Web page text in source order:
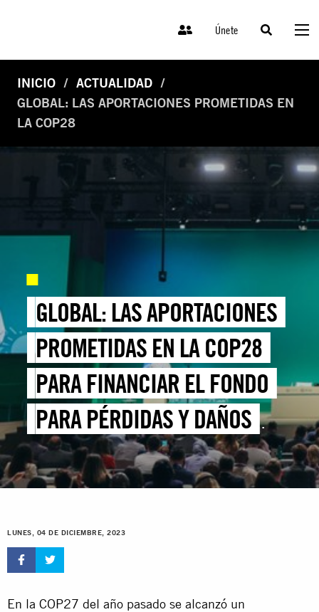
Únete
INICIO
ACTUALIDAD
GLOBAL: LAS APORTACIONES PROMETIDAS EN
LA COP28
GLOBAL: LAS APORTACIONES
PROMETIDAS EN LA COP28
PARA FINANCIAR EL FONDO
PARA PÉRDIDAS Y DAÑOS
ESTÁN MUY POR DEBAJO DE
LO NECESARIO
LUNES, 04 DE DICIEMBRE, 2023
En la COP27 del año pasado se alcanzó un